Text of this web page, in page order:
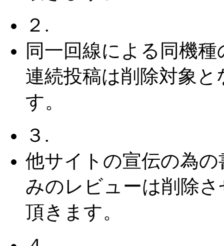
２.
同一回線による同機種
連続投稿は削除対象と
す。
３.
他サイトの宣伝の為の
みのレビューは削除さ
頂きます。